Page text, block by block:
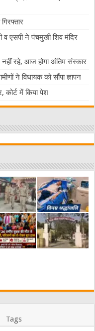
एसपी ने पंचमुखी शिव मंदिर
नहीं रहे, आज होगा अंतिम संस्कार
ने विधायक को सौंपा ज्ञापन
कोर्ट में किया पेश
Tags